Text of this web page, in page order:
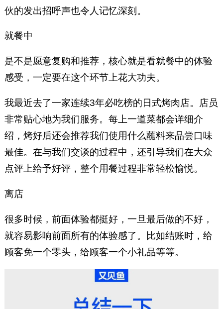
伙的发出招呼声也令人记忆深刻。
就餐中
是不是愿意复购和推荐，核心就是看就餐中的体验
感受，一定要在这个环节上花大功夫。
我最近去了一家连续3年必吃榜的日式烤肉店。店员
非常贴心地为我们服务。每上一道菜都会详细介
绍，烤好后还会推荐我们使用什么蘸料来品尝口味
最佳。在与我们交谈的过程中，还引导我们在大众
点评上给予好评，整个用餐过程非常轻松愉悦。
离店
很多时候，前面体验都挺好，一旦最后做的不好，
就容易影响前面所有的体验感了。比如结账时，给
顾客免一个零头，给顾客一个小礼品等等。